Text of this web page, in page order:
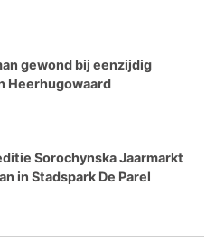
gewond bij eenzijdig
Heerhugowaard
Sorochynska Jaarmarkt
in Stadspark De Parel